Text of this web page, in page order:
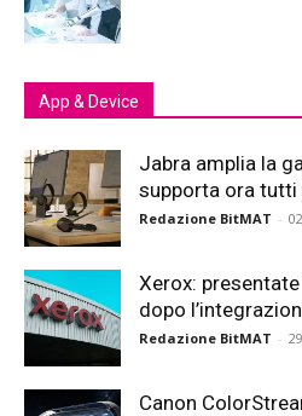
App & Device
Jabra amplia la
supporta ora
Redazione BitMAT -
Xerox:
dopo
Redazione BitMAT -
Canon